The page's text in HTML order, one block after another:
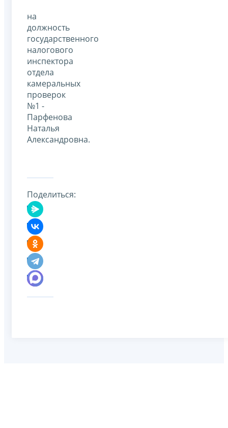
на
должность
государственного
налогового
инспектора
отдела
камеральных
проверок
№1 -
Парфенова
Наталья
Александровна.
Поделиться: